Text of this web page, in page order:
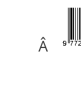
Â